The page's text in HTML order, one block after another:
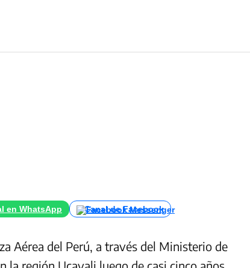
en WhatsApp Canal de Facebook
Aérea del Perú, a través del Ministerio de